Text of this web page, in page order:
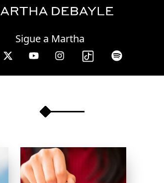
Sigue a Martha